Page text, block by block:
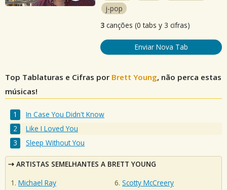
j-pop
3 canções (0 tabs y 3 cifras)
Enviar Nova Tab
Top Tablaturas e Cifras por Brett Young, não perca estas
músicas!
In Case You Didn't Know
Like I Loved You
Sleep Without You
ARTISTAS SEMELHANTES A BRETT YOUNG
Michael Ray
Scotty McCreery